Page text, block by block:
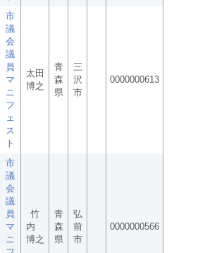
市
議
会
議
員
マ
ニ
フ
ェ
ス
ト
太田
博之
青
森
県
三
沢
市
0000000613
市
議
会
議
員
マ
ニ
竹
内
博之
青
森
県
弘
前
市
0000000566